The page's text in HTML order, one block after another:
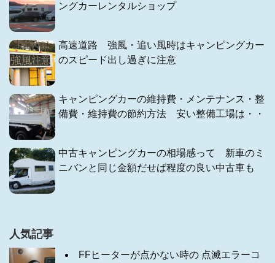
ングカーレンタルショップ
高速道路 強風・追い風時はキャンピングカー
のスピード出し過ぎに注意
キャンピングカーの維持費・メンテナンス・整
備費・維持費の節約方法 安い整備工場は・・
中古キャンピングカーの相場感って 新車のミ
ニバンと同じ金額だせば程度の良い中古車も
人気記事
FFヒーターが点かない時の 点滅エラーコ